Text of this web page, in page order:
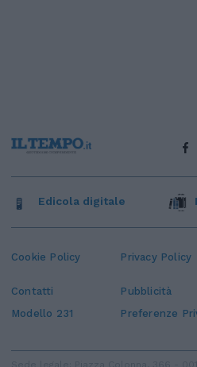
Cookie Policy Privacy Policy
Contatti Pubblicità
Modello 231
Preferenze
Edicola digitale